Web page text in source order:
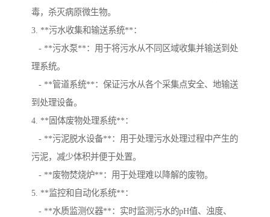
毒，杀灭病原微生物。
3. **污水收集和输送系统**：
- **污水泵**：用于将污水从不同区域收集并输送到处
理系统。
- **管道系统**：保证污水从各个采集点安全、地输送
到处理设备。
4. **固体废物处理系统**：
- **污泥脱水设备**：用于处理污水处理过程中产生的
污泥，减少体积并便于处置。
- **废物焚烧炉**：用于处理难以降解的废物。
5. **监控和自动化系统**：
- **水质监测仪器**：实时监测污水的pH值、浊度、